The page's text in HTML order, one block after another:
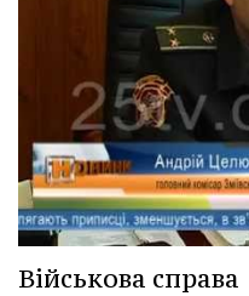
Військова справа